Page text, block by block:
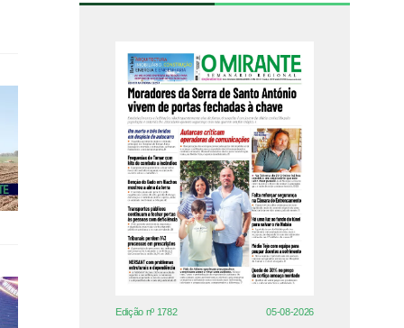
Edição nº 1782 05-08-2026